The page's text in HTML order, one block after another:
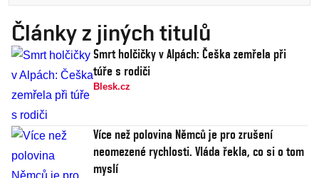
Články z jiných titulů
Smrt holčičky v Alpách: Češka zemřela při
túře s rodiči
Blesk.cz
Více než polovina Němců je pro zrušení
neomezené rychlosti. Vláda řekla, co si o tom
myslí